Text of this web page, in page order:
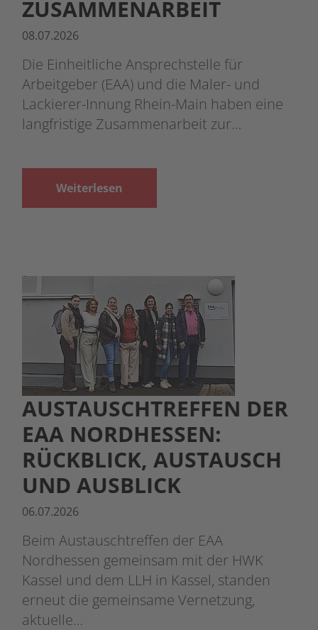
ZUSAMMENARBEIT
08.07.2026
Die Einheitliche Ansprechstelle für
Arbeitgeber (EAA) und die Maler- und
Lackierer-Innung Rhein-Main haben eine
langfristige Zusammenarbeit zur…
Weiterlesen
AUSTAUSCHTREFFEN DER
EAA NORDHESSEN:
RÜCKBLICK, AUSTAUSCH
UND AUSBLICK
06.07.2026
Beim Austauschtreffen der EAA
Nordhessen gemeinsam mit der HWK
Kassel und dem LLH in Kassel, standen
erneut die gemeinsame Vernetzung,
aktuelle…